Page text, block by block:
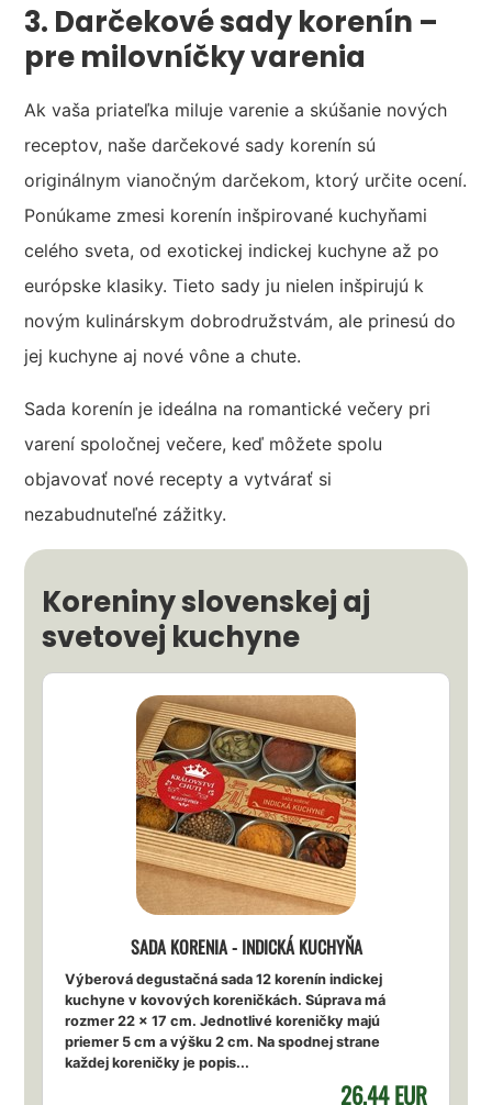
3. Darčekové sady korenín –
pre milovníčky varenia
Ak vaša priateľka miluje varenie a skúšanie nových
receptov, naše darčekové sady korenín sú
originálnym vianočným darčekom, ktorý určite ocení.
Ponúkame zmesi korenín inšpirované kuchyňami
celého sveta, od exotickej indickej kuchyne až po
európske klasiky. Tieto sady ju nielen inšpirujú k
novým kulinárskym dobrodružstvám, ale prinesú do
jej kuchyne aj nové vône a chute.
Sada korenín je ideálna na romantické večery pri
varení spoločnej večere, keď môžete spolu
objavovať nové recepty a vytvárať si
nezabudnuteľné zážitky.
Koreniny slovenskej aj
svetovej kuchyne
SADA KORENIA - INDICKÁ KUCHYŇA
Výberová degustačná sada 12 korenín indickej
kuchyne v kovových koreničkách. Súprava má
rozmer 22 x 17 cm. Jednotlivé koreničky majú
priemer 5 cm a výšku 2 cm. Na spodnej strane
každej koreničky je popis...
26,44 EUR